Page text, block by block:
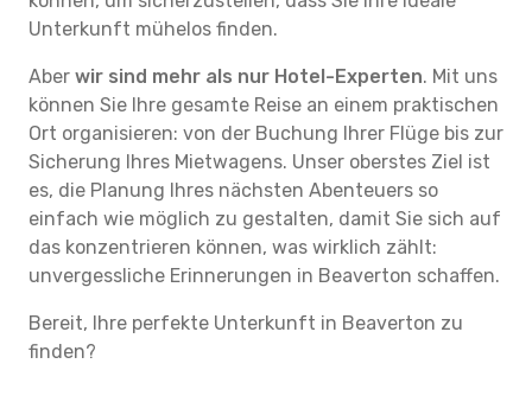
Unterkunft mühelos finden.
Aber wir sind mehr als nur Hotel-Experten. Mit uns
können Sie Ihre gesamte Reise an einem praktischen
Ort organisieren: von der Buchung Ihrer Flüge bis zur
Sicherung Ihres Mietwagens. Unser oberstes Ziel ist
es, die Planung Ihres nächsten Abenteuers so
einfach wie möglich zu gestalten, damit Sie sich auf
das konzentrieren können, was wirklich zählt:
unvergessliche Erinnerungen in Beaverton schaffen.
Bereit, Ihre perfekte Unterkunft in Beaverton zu
finden?